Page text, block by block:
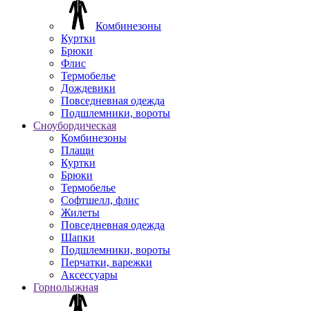
Комбинезоны
Куртки
Брюки
Флис
Термобелье
Дождевики
Повседневная одежда
Подшлемники, вороты
Сноубордическая
Комбинезоны
Плащи
Куртки
Брюки
Термобелье
Софтшелл, флис
Жилеты
Повседневная одежда
Шапки
Подшлемники, вороты
Перчатки, варежки
Аксессуары
Горнолыжная